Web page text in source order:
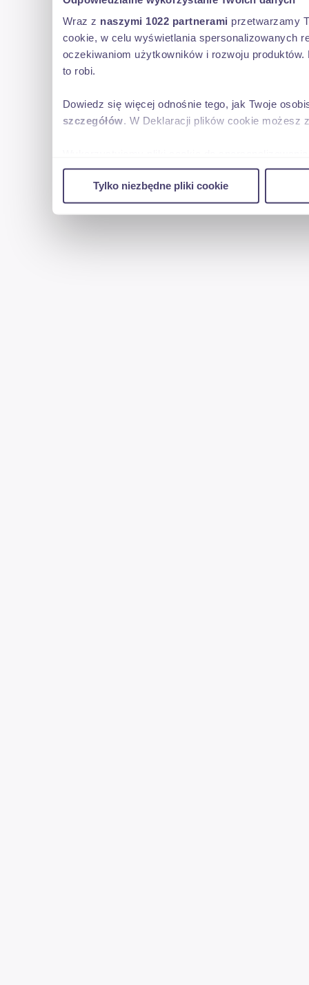
Wraz z naszymi 1022 partnerami przetwarzamy
cookie, w celu wyświetlania spersonalizowanych
oczekiwaniom użytkowników i rozwoju
to robi.
Dowiedz się więcej odnośnie tego, jak Twoje
szczegółów. W Deklaracji plików cookie możesz
w naszej witrynie. Informacje o tym, jak
reklamowym i analitycznym. Partnerzy mogą
uzyskanymi podczas korzystania z ich usług.
Tylko niezbędne pliki cookie